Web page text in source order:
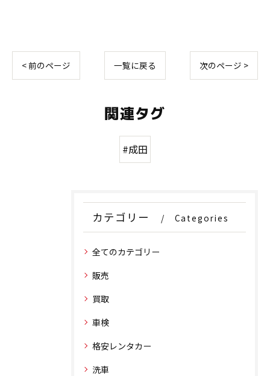
< 前のページ 一覧に戻る 次のページ >
関連タグ
#成田
カテゴリー Categories
全てのカテゴリー
販売
買取
車検
格安レンタカー
洗車